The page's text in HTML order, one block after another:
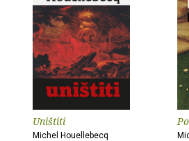
Uništiti
Michel Houellebecq